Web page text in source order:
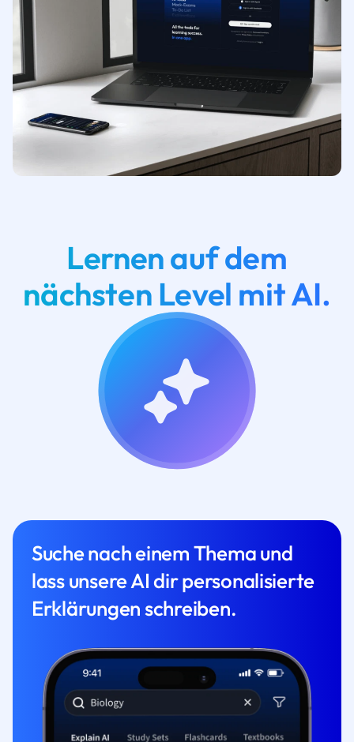
Lernen auf dem
nächsten Level mit AI.
Suche nach einem Thema und
lass unsere AI dir personalisierte
Erklärungen schreiben.